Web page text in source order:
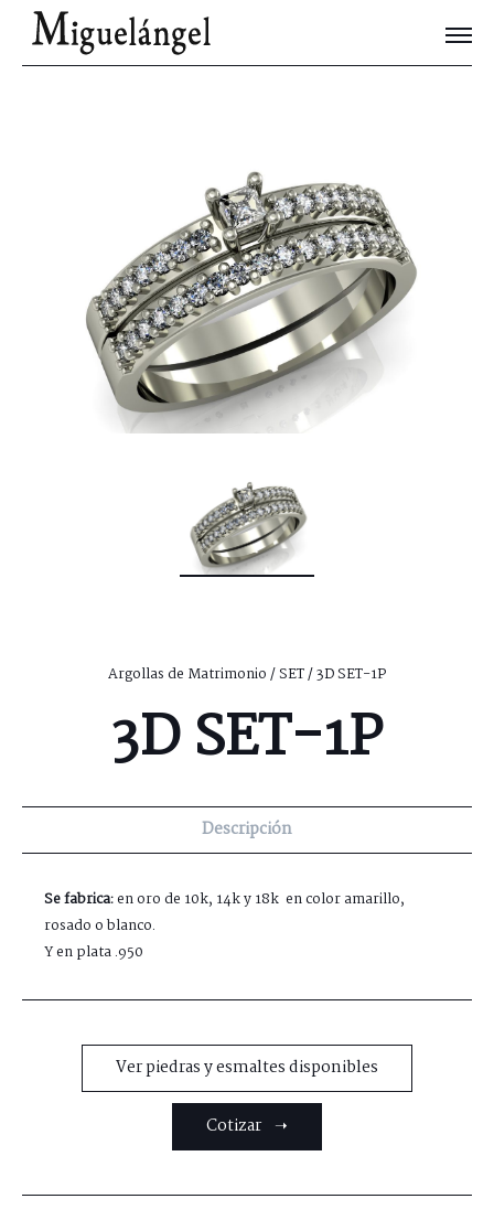
Joyas Únicas
Contacto
Argollas de Matrimonio/SET/ 3D SET-1P
3D SET-1P
Descripción
Se fabrica:en oro de 10k, 14k y 18k en color amarillo,
rosado o blanco.
Y en plata .950
Ver piedras y esmaltes disponibles
Cotizar ➝